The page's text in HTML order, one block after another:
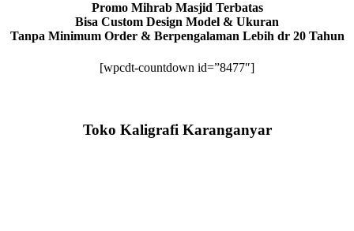
Promo Mihrab Masjid Terbatas
Bisa Custom Design Model & Ukuran
Tanpa Minimum Order & Berpengalaman Lebih dr 20 Tahun
[wpcdt-countdown id=”8477″]
Toko Kaligrafi Karanganyar